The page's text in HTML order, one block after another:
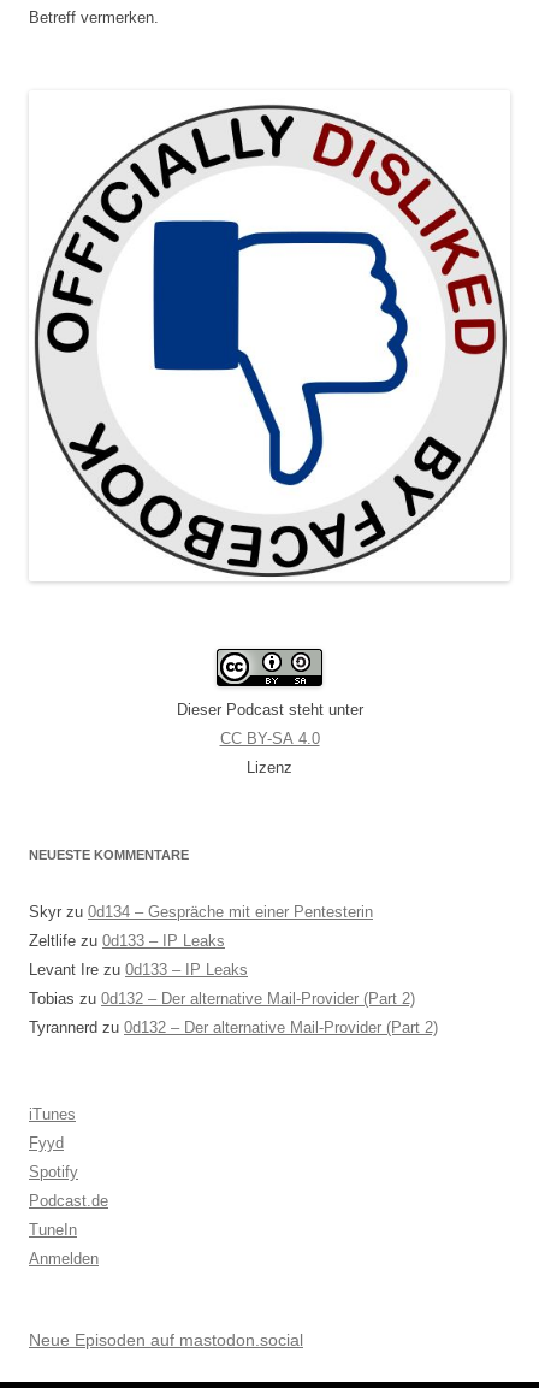
Betreff vermerken.
Dieser Podcast steht unter
CC BY-SA 4.0
Lizenz
NEUESTE KOMMENTARE
Skyr zu 0d134 – Gespräche mit einer Pentesterin
Zeltlife zu 0d133 – IP Leaks
Levant Ire zu 0d133 – IP Leaks
Tobias zu 0d132 – Der alternative Mail-Provider (Part 2)
Tyrannerd zu 0d132 – Der alternative Mail-Provider (Part 2)
iTunes
Fyyd
Spotify
Podcast.de
TuneIn
Anmelden
Neue Episoden auf mastodon.social